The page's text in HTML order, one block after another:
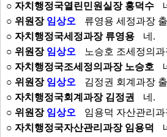
○ 자치행정국열린민원실장 홍덕수
○ 위원장 임상오
류영용 세정과장
○ 자치행정국세정과장 류영용
네.
○ 위원장 임상오
노승호 조세정의
○ 자치행정국조세정의과장 노승호
○ 위원장 임상오
김정권 회계과장
○ 자치행정국회계과장 김정권
네.
○ 위원장 임상오
임용덕 자산관리
○ 자치행정국자산관리과장 임용덕